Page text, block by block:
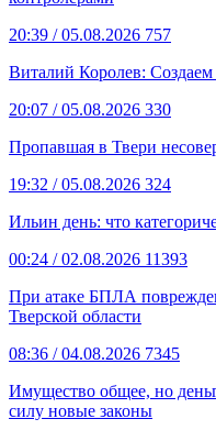
20:39 / 05.08.2026 757
Виталий Королев:
20:07 / 05.08.2026 330
Пропавшая в Твери
19:32 / 05.08.2026 324
Ильин день: что
00:24 / 02.08.2026 11393
При атаке БПЛА
Тверской области
08:36 / 04.08.2026 7345
Имущество общее, но
силу новые законы